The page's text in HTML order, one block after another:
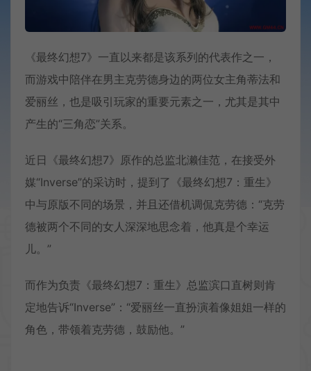
《最终幻想7》一直以来都是该系列的代表作之一，
而游戏中陪伴在男主克劳德身边的两位女主角蒂法和
爱丽丝，也是吸引玩家的重要元素之一，尤其是其中
产生的“三角恋”关系。
近日《最终幻想7》原作的总监北濑佳范，在接受外
媒“Inverse”的采访时，提到了《最终幻想7：重生》
中与原版不同的场景，并且还借机调侃克劳德：“克劳
德被两个不同的女人深深地思念着，他真是个幸运
儿。”
而作为负责《最终幻想7：重生》总监滨口直树则肯
定地告诉“Inverse”：“爱丽丝一直扮演着像姐姐一样的
角色，带领着克劳德，鼓励他。”